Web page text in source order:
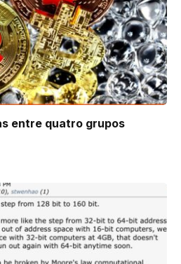
entre quatro grupos